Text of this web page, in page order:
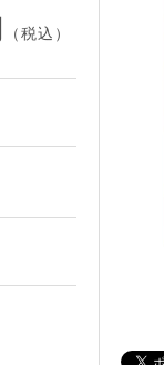
（税込）